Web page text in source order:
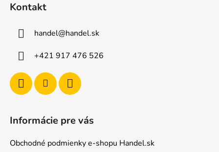
Kontakt
handel@handel.sk
+421 917 476 526
Informácie pre vás
Obchodné podmienky e-shopu Handel.sk